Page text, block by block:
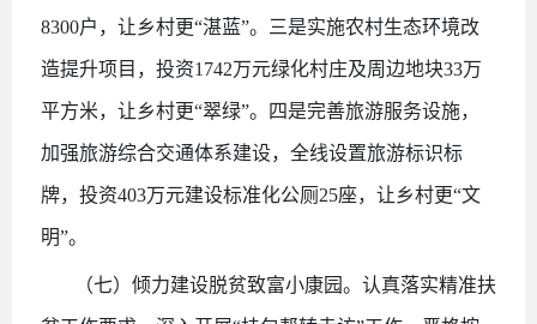
8300户，让乡村更“湛蓝”。三是实施农村生态环境改
造提升项目，投资1742万元绿化村庄及周边地块33万
平方米，让乡村更“翠绿”。四是完善旅游服务设施，
加强旅游综合交通体系建设，全线设置旅游标识标
牌，投资403万元建设标准化公厕25座，让乡村更“文
明”。
（七）倾力建设脱贫致富小康园。认真落实精准扶